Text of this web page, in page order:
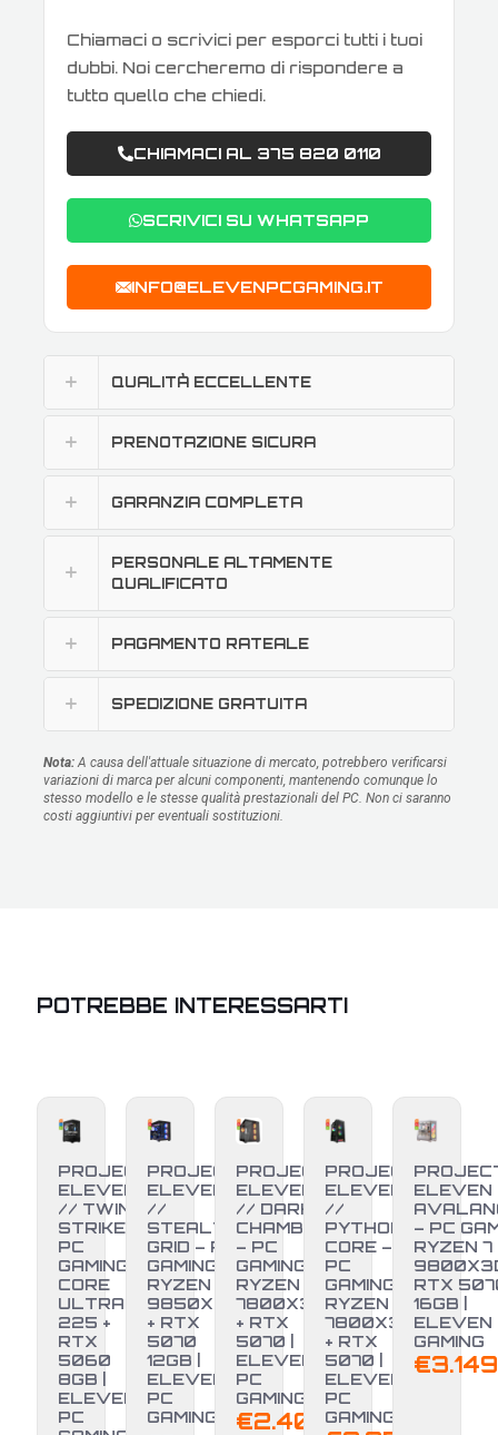
Chiamaci o scrivici per esporci tutti i tuoi
dubbi. Noi cercheremo di rispondere a
tutto quello che chiedi.
CHIAMACI AL 375 820 0110
SCRIVICI SU WHATSAPP
INFO@ELEVENPCGAMING.IT
QUALITÀ ECCELLENTE
PRENOTAZIONE SICURA
GARANZIA COMPLETA
PERSONALE ALTAMENTE
QUALIFICATO
PAGAMENTO RATEALE
SPEDIZIONE GRATUITA
Nota: A causa dell'attuale situazione di mercato, potrebbero verificarsi
variazioni di marca per alcuni componenti, mantenendo comunque lo
stesso modello e le stesse qualità prestazionali del PC. Non ci saranno
costi aggiuntivi per eventuali sostituzioni.
POTREBBE INTERESSARTI
PROJECT
ELEVEN
// TWIN
STRIKE –
PC
GAMING
CORE
ULTRA 5
225 +
RTX
5060
8GB |
ELEVEN
PC
-3%
PROJECT
ELEVEN
//
STEALTH
GRID – PC
GAMING
RYZEN 7
9850X3D
+ RTX
5070
12GB |
ELEVEN
PC
GAMING
PROJECT
ELEVEN
// DARK
CHAMBER
– PC
GAMING
RYZEN 7
7800X3D
+ RTX
5070 |
ELEVEN
PC
GAMING
€2.400,00
PROJECT
ELEVEN
//
PYTHON
CORE –
PC
GAMING
RYZEN 7
7800X3D
+ RTX
5070 |
ELEVEN
PC
GAMING
– PC
RYZEN 7
RTX
16GB |
ELEVEN
GAMING
€